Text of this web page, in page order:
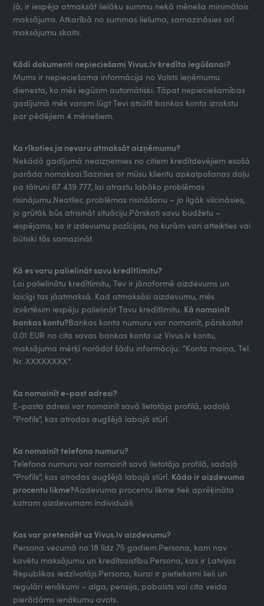
Jā, ir iespēja atmaksāt lielāku summu nekā mēneša minimālais
maksājums. Atkarībā no summas lieluma, samazināsies arī
maksājumu skaits.
Kādi dokumenti nepieciešami Vivus.lv kredīta iegūšanai?
Mums ir nepieciešama informācija no Valsts ieņēmumu
dienesta, ko mēs iegūsim automātiski. Tāpat nepieciešamības
gadījumā mēs varam lūgt Tevi atsūtīt bankas konta izrakstu
par pēdējiem 4 mēnešiem.
Ka rīkoties ja nevaru atmaksāt aizņēmumu?
Nekādā gadījumā neaizņemies no citiem kredītdevējiem esošā
parāda nomaksai.Sazinies ar mūsu klientu apkalpošanas daļu
pa tālruni 67 439 777, lai atrastu labāko problēmas
risinājumu.Neatliec problēmas risināšanu – jo ilgāk vilcināsies,
jo grūtāk būs atrisināt situāciju.Pārskati savu budžetu –
iespējams, ka ir izdevumu pozīcijas, no kurām vari atteikties vai
būtiski tās samazināt.
Kā es varu palielināt savu kredītlimitu?
Lai palielinātu kredītlimitu, Tev ir jānoformē aizdevums un
laicīgi tas jāatmaksā. Kad atmaksāsi aizdevumu, mēs
izvērtēsim iespēju palielināt Tavu kredītlimitu. Kā nomainīt
bankas kontu?Bankas konta numuru var nomainīt, pārskaitot
0.01 EUR no cita savas bankas konta uz Vivus.lv kontu,
maksājuma mērķī norādot šādu informāciju: "Konta maiņa, Tel.
Nr. XXXXXXXX".
Ka nomainīt e-past adresi?
E-pasta adresi var nomainīt savā lietotāja profilā, sadaļā
"Profils", kas atrodas augšējā labajā stūrī.
Ka nomainīt telefona numuru?
Telefona numuru var nomainīt savā lietotāja profilā, sadaļā
"Profils", kas atrodas augšējā labajā stūrī. Kāda ir aizdevuma
procentu likme?Aizdevuma procentu likme tiek aprēķināta
katram aizdevumam individuāli.
Kas var pretendēt uz Vivus.lv aizdevumu?
Persona vecumā no 18 līdz 75 gadiem.Persona, kam nav
kavētu maksājumu un kredītsaistību.Persona, kas ir Latvijas
Republikas iedzīvotājs.Persona, kurai ir pietiekami lieli un
regulāri ienākumi – alga, pensija, pabalsts vai cita veida
pierādāms ienākumu avots.